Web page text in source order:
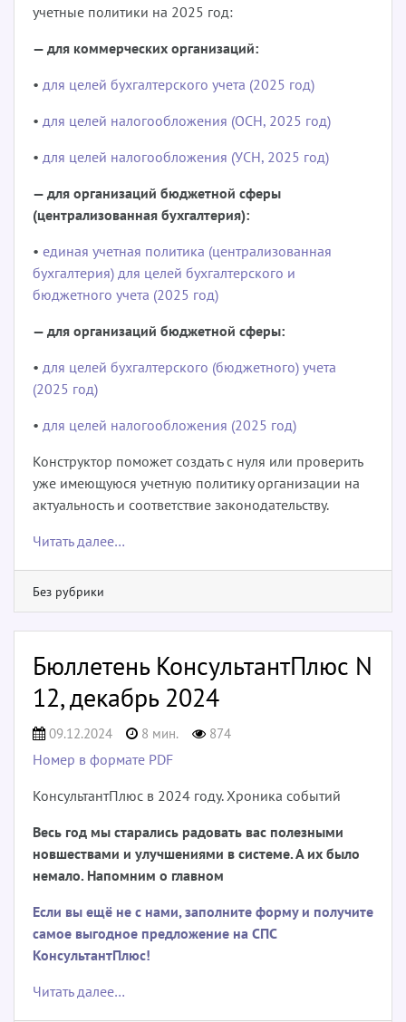
учетные политики на 2025 год:
— для коммерческих организаций:
• для целей бухгалтерского учета (2025 год)
• для целей налогообложения (ОСН, 2025 год)
• для целей налогообложения (УСН, 2025 год)
— для организаций бюджетной сферы
(централизованная бухгалтерия):
• единая учетная политика (централизованная
бухгалтерия) для целей бухгалтерского и
бюджетного учета (2025 год)
— для организаций бюджетной сферы:
• для целей бухгалтерского (бюджетного) учета
(2025 год)
• для целей налогообложения (2025 год)
Конструктор поможет создать с нуля или проверить
уже имеющуюся учетную политику организации на
актуальность и соответствие законодательству.
Читать далее…
Без рубрики
Бюллетень КонсультантПлюс N
12, декабрь 2024
09.12.2024 8 мин. 874
Номер в формате PDF
КонсультантПлюс в 2024 году. Хроника событий
Весь год мы старались радовать вас полезными
новшествами и улучшениями в системе. А их было
немало. Напомним о главном
Если вы ещё не с нами, заполните формуи получите
самое выгодное предложение на СПС
КонсультантПлюс!
Читать далее…